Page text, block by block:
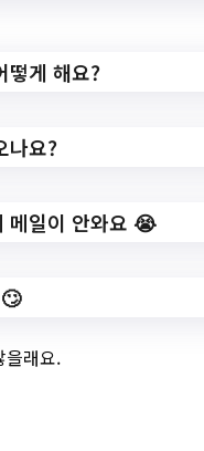
강사 양성 교육 참여
: 2023-07-20 ~
떻게 해요?
나요?
메일이 안와요 😭
을래요.